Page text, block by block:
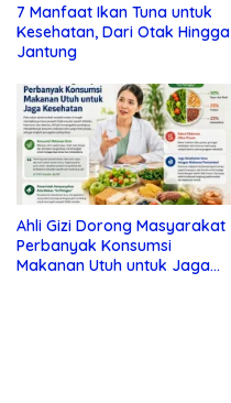
7 Manfaat Ikan Tuna untuk
Kesehatan, Dari Otak Hingga
Jantung
Ahli Gizi Dorong Masyarakat
Perbanyak Konsumsi
Makanan Utuh untuk Jaga